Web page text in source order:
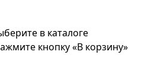
в каталоге
кнопку «В корзину»